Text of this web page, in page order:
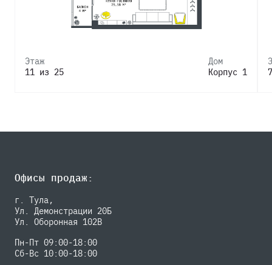
Этаж
11 из 25
Дом
Корпус 1
Офисы продаж:
г. Тула,
Ул. Демонстрации 20Б
Ул. Оборонная 102В
Пн-Пт 09:00-18:00
Сб-Вс 10:00-18:00